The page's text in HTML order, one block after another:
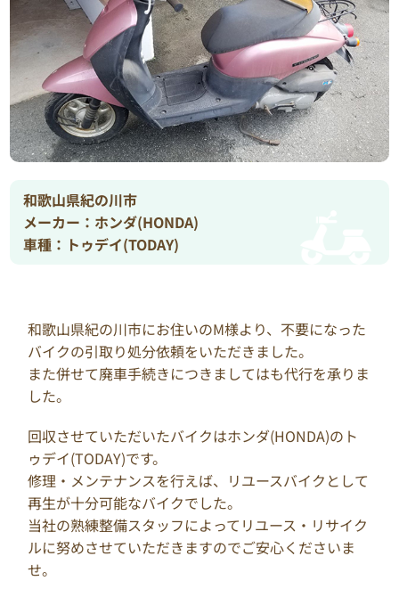
和歌山県紀の川市
メーカー：ホンダ(HONDA)
車種：トゥデイ(TODAY)
和歌山県紀の川市にお住いのM様より、不要になった
バイクの引取り処分依頼をいただきました。
また併せて廃車手続きにつきましてはも代行を承りま
した。
回収させていただいたバイクはホンダ(HONDA)のト
ゥデイ(TODAY)です。
修理・メンテナンスを行えば、リユースバイクとして
再生が十分可能なバイクでした。
当社の熟練整備スタッフによってリユース・リサイク
ルに努めさせていただきますのでご安心くださいま
せ。